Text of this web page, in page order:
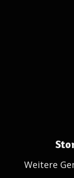
Weitere